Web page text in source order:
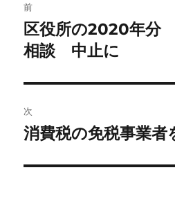
稿
ナ
ビ
ゲ
ー
シ
前
前
の
稿:
区役所の2020年分
相談 中止に
次
次
投
消費税の免税事業者